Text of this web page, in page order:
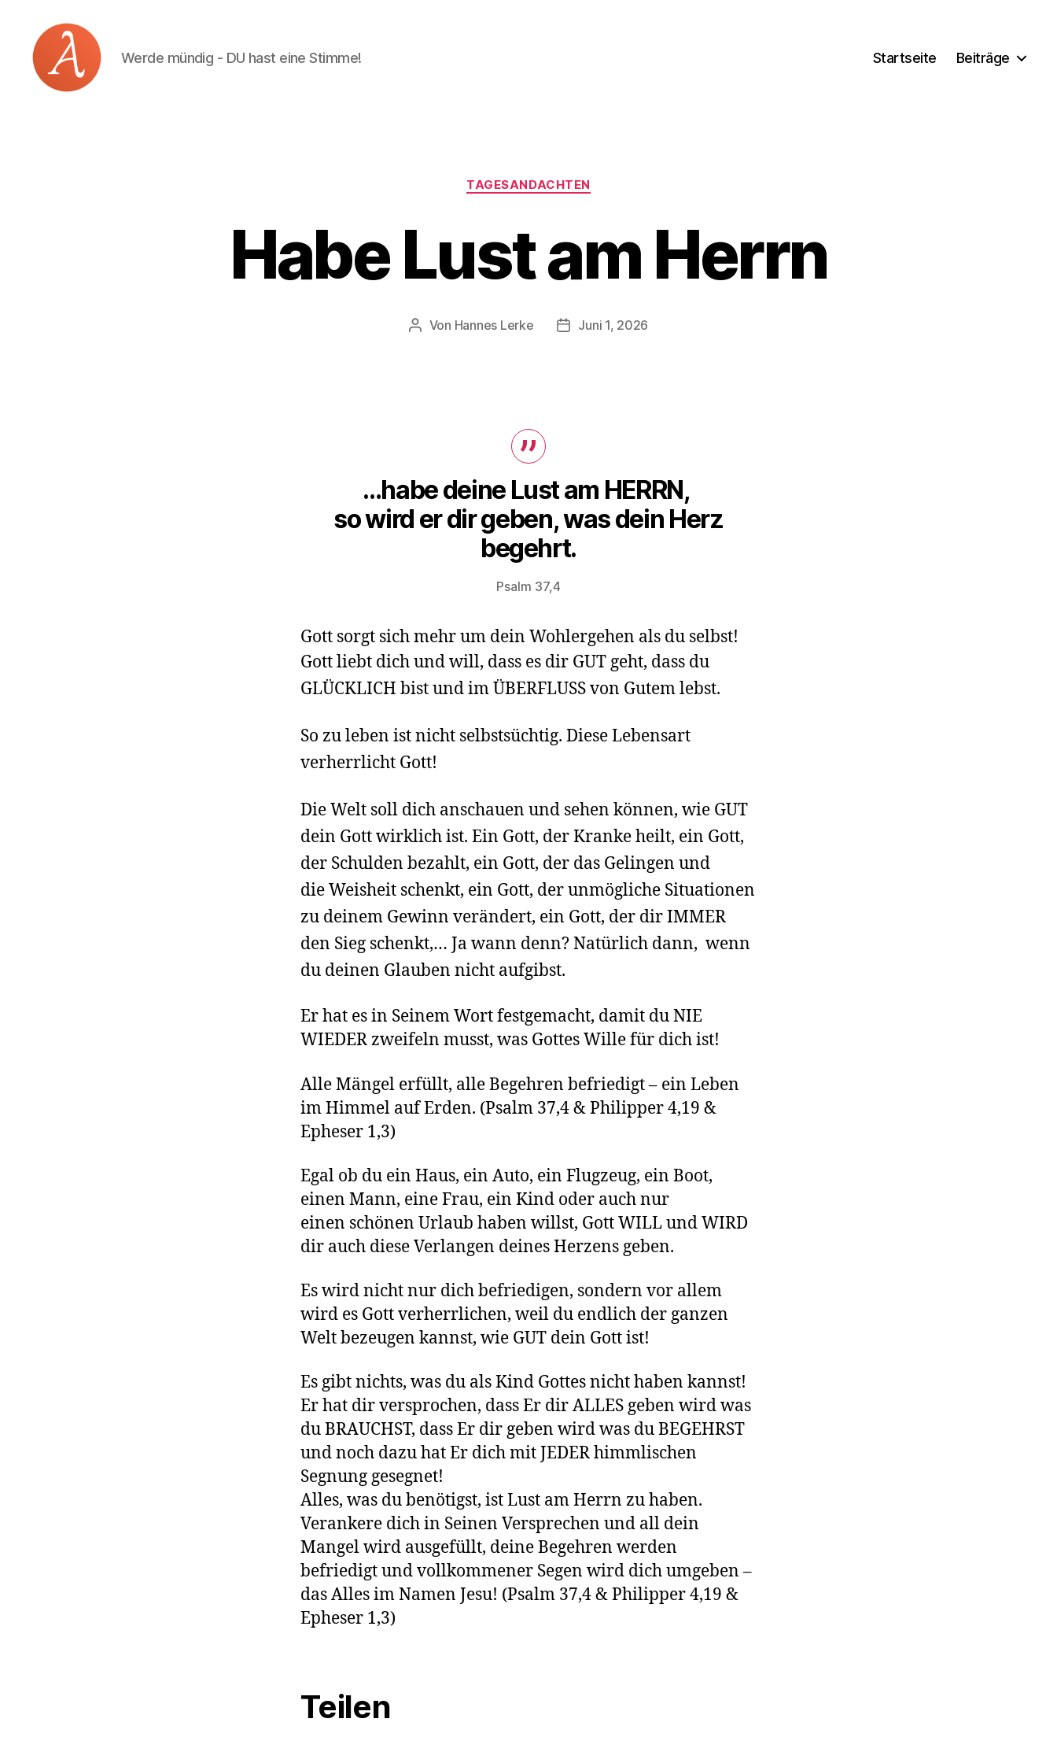
Werde mündig - DU hast eine Stimme! Startseite Beiträge
Kategorien
TAGESANDACHTEN
Habe Lust am Herrn
Beitragsautor
Von Hannes Lerke Beitragsdatum
Juni 1, 2026
…habe deine Lust am HERRN,
so wird er dir geben, was dein Herz
begehrt.
Psalm 37,4
Gott sorgt sich mehr um dein Wohlergehen als du selbst!
Gott liebt dich und will, dass es dir GUT geht, dass du
GLÜCKLICH bist und im ÜBERFLUSSvon Gutem lebst.
So zu leben ist nicht selbstsüchtig. Diese Lebensart
verherrlicht Gott!
Die Welt soll dich anschauen und sehen können, wie GUT
dein Gott wirklich ist. Ein Gott, der Kranke heilt, ein Gott,
der Schulden bezahlt, ein Gott, der das Gelingen und
die Weisheit schenkt, ein Gott, der unmögliche Situationen
zu deinem Gewinn verändert, ein Gott, der dir IMMER
den Sieg schenkt,… Ja wann denn? Natürlich dann, wenn
du deinen Glauben nicht aufgibst.
Er hat es in Seinem Wort festgemacht, damit du NIE
WIEDER zweifeln musst, was Gottes Wille für dich ist!
Alle Mängel erfüllt, alle Begehren befriedigt – ein Leben
im Himmel auf Erden. (Psalm 37,4 & Philipper 4,19 &
Epheser 1,3)
Egal ob du ein Haus, ein Auto, ein Flugzeug, ein Boot,
einen Mann, eine Frau, ein Kind oder auch nur
einen schönen Urlaub haben willst, Gott WILL und WIRD
dir auch diese Verlangen deines Herzens geben.
Es wird nicht nur dich befriedigen, sondern vor allem
wird es Gott verherrlichen, weil du endlich der ganzen
Welt bezeugen kannst, wie GUT dein Gott ist!
Es gibt nichts, was du als Kind Gottes nicht haben kannst!
Er hat dir versprochen, dass Er dir ALLES geben wird was
du BRAUCHST, dass Er dir geben wird was du BEGEHRST
und noch dazu hat Er dich mit JEDER himmlischen
Segnung gesegnet!
Alles, was du benötigst, ist Lust am Herrn zu haben.
Verankere dich in Seinen Versprechen und all dein
Mangel wird ausgefüllt, deine Begehren werden
befriedigt und vollkommener Segen wird dich umgeben –
das Alles im Namen Jesu! (Psalm 37,4 & Philipper 4,19 &
Epheser 1,3)
Teilen